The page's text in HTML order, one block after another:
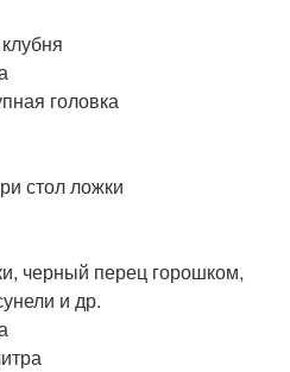
головка
стол ложки
черный перец горошком,
и др.